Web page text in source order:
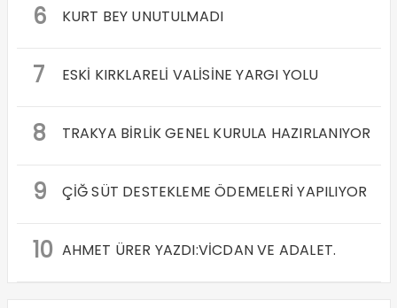
6 KURT BEY UNUTULMADI
7 ESKİ KIRKLARELİ VALİSİNE YARGI YOLU
8 TRAKYA BİRLİK GENEL KURULA HAZIRLANIYOR
9 ÇİĞ SÜT DESTEKLEME ÖDEMELERİ YAPILIYOR
10 AHMET ÜRER YAZDI:VİCDAN VE ADALET.